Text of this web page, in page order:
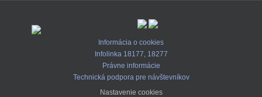
Informácia o cookies
Infolinka 18177, 18277
Právne informácie
Technická podpora pre návštevníkov
Nastavenie cookies